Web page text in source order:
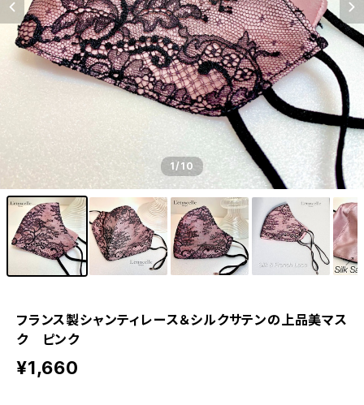
1/10
フランス製シャンティレース＆シルクサテンの上品美マス
ク ピンク
¥1,660